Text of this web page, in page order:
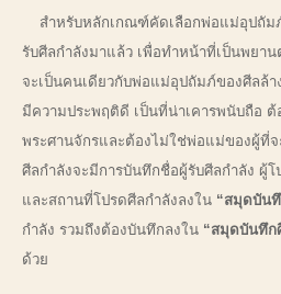
สำหรับหลักเกณฑ์คัดเลือกพ่อแม่อุปถัม
รับศีลกำลังมาแล้ว เพื่อทำหน้าที่เป็นพยา
จะเป็นคนเดียวกับพ่อแม่อุปถัมภ์ของศีลล้า
มีความประพฤติดี เป็นที่น่าเคารพนับถือ
พระศานจักรและต้องไม่ใช่พ่อแม่ของผู้ที่จ
ศีลกำลังจะมีการบันทึกชื่อผู้รับศีลกำลัง ผู้
และสถานที่โปรดศีลกำลังลงใน “สมุดบัน
กำลัง รวมถึงต้องบันทึกลงใน “สมุดบันทึก
ด้วย